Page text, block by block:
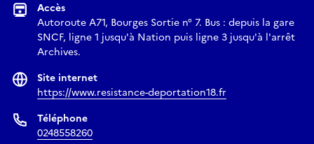
Accès
Autoroute A71, Bourges Sortie n° 7. Bus : depuis la gare
SNCF, ligne 1 jusqu'à Nation puis ligne 3 jusqu'à l'arrêt
Archives.
Site internet
https://www.resistance-deportation18.fr
Téléphone
0248558260